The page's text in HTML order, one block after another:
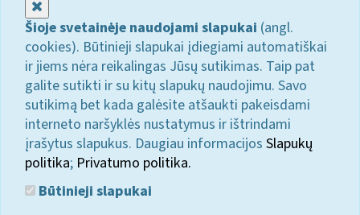
Šioje svetainėje naudojami slapukai (angl.
cookies). Būtinieji slapukai įdiegiami automatiškai
ir jiems nėra reikalingas Jūsų sutikimas. Taip pat
galite sutikti ir su kitų slapukų naudojimu. Savo
sutikimą bet kada galėsite atšaukti pakeisdami
interneto naršyklės nustatymus ir ištrindami
įrašytus slapukus. Daugiau informacijos Slapukų
politika; Privatumo politika.
Būtinieji slapukai